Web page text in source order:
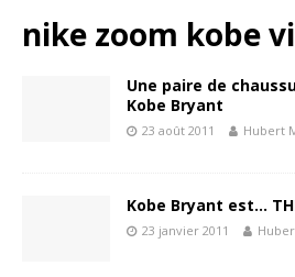
nike zoom kobe vi
Une paire de
Kobe Bryant
23 août 2011 Hubert
Kobe Bryant est…
23 janvier 2011